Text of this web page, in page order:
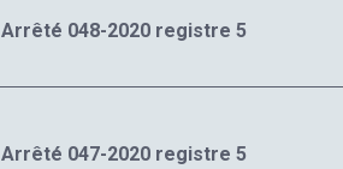
Arrêté 048-2020 registre 5
Arrêté 047-2020 registre 5